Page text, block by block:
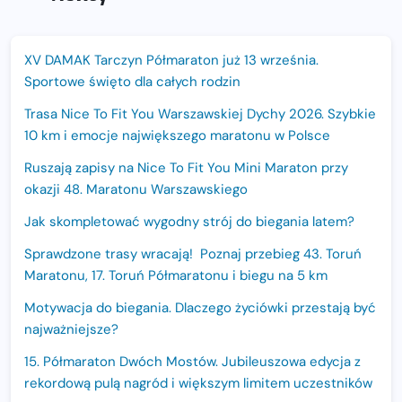
XV DAMAK Tarczyn Półmaraton już 13 września.
Sportowe święto dla całych rodzin
Trasa Nice To Fit You Warszawskiej Dychy 2026. Szybkie
10 km i emocje największego maratonu w Polsce
Ruszają zapisy na Nice To Fit You Mini Maraton przy
okazji 48. Maratonu Warszawskiego
Jak skompletować wygodny strój do biegania latem?
Sprawdzone trasy wracają! Poznaj przebieg 43. Toruń
Maratonu, 17. Toruń Półmaratonu i biegu na 5 km
Motywacja do biegania. Dlaczego życiówki przestają być
najważniejsze?
15. Półmaraton Dwóch Mostów. Jubileuszowa edycja z
rekordową pulą nagród i większym limitem uczestników